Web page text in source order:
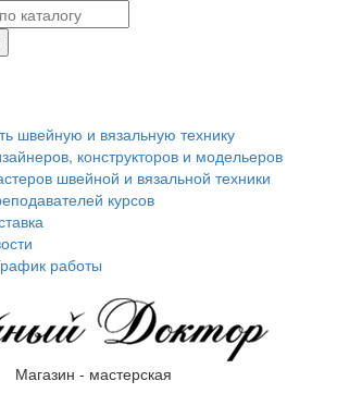
швейную и вязальную технику
конструкторов и модельеров
швейной и вязальной техники
курсов
работы
Магазин - мастерская